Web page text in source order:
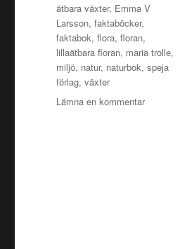
Etiketter
ätbara växter, Emma V
Larsson,faktaböcker,
faktabok,flora,floran,
lillaätbara floran, maria trolle,
miljö, natur, naturbok,speja
förlag,växter
Lämna en kommentartill